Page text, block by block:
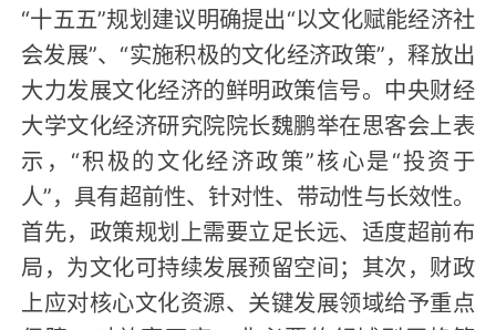
“十五五”规划建议明确提出“以文化赋能经济社
会发展”、“实施积极的文化经济政策”，释放出
大力发展文化经济的鲜明政策信号。中央财经
大学文化经济研究院院长魏鹏举在思客会上表
示，“积极的文化经济政策”核心是“投资于
人”，具有超前性、针对性、带动性与长效性。
首先，政策规划上需要立足长远、适度超前布
局，为文化可持续发展预留空间；其次，财政
上应对核心文化资源、关键发展领域给予重点